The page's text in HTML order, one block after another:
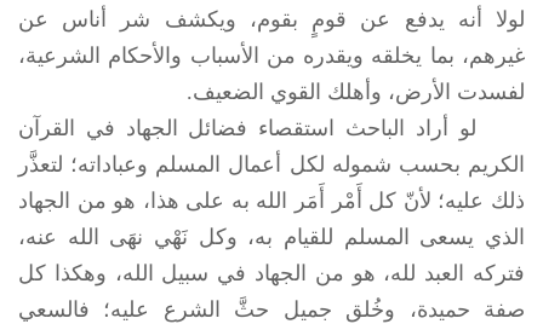
لولا أنه يدفع عن قومٍ بقوم، ويكشف شر أناس عن
غيرهم، بما يخلقه ويقدره من الأسباب والأحكام الشرعية،
لفسدت الأرض، وأهلك القوي الضعيف.
لو أراد الباحث استقصاء فضائل الجهاد في القرآن
الكريم بحسب شموله لكل أعمال المسلم وعباداته؛ لتعذَّر
ذلك عليه؛ لأنّ كل أَمْر أَمَر الله به على هذا، هو من الجهاد
الذي يسعى المسلم للقيام به، وكل نَهْي نهَى الله عنه،
فتركه العبد لله، هو من الجهاد في سبيل الله، وهكذا كل
صفة حميدة، وخُلق جميل حثَّ الشرع عليه؛ فالسعي